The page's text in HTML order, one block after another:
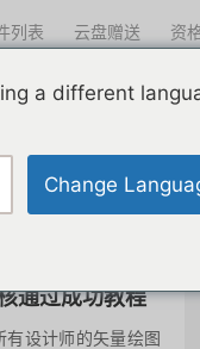
列表 云盘赠送 资
通过成功教程
设计师的矢量绘图
a different
Change